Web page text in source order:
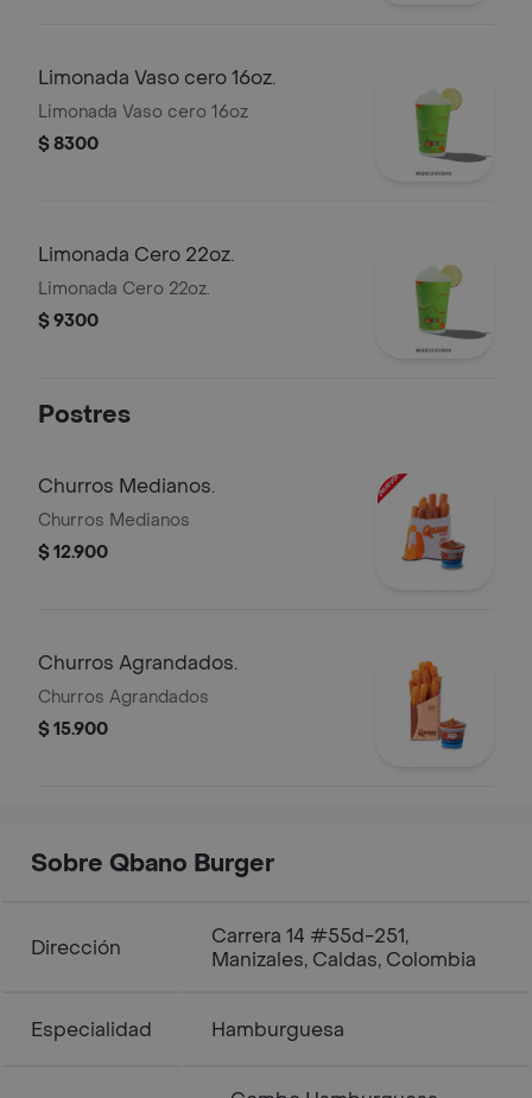
Limonada Vaso cero 16oz.
Limonada Vaso cero 16oz
$ 8300
Limonada Cero 22oz.
Limonada Cero 22oz.
$ 9300
Postres
Churros Medianos.
Churros Medianos
$ 12.900
Churros Agrandados.
Churros Agrandados
$ 15.900
Sobre Qbano Burger
Dirección
Carrera 14 #55d-251,
Manizales, Caldas, Colombia
Especialidad Hamburguesa